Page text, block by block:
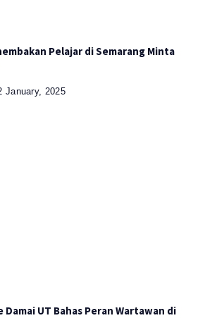
Pelajar di Semarang Minta
January, 2025
UT Bahas Peran Wartawan di